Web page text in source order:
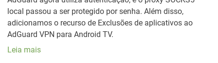
local passou a ser protegido por senha. Além disso,
adicionamos o recurso de Exclusões de aplicativos ao
AdGuard VPN para Android TV.
Leia mais